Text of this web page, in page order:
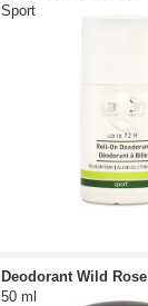
Sport
Deodorant Wild Rose
50 ml